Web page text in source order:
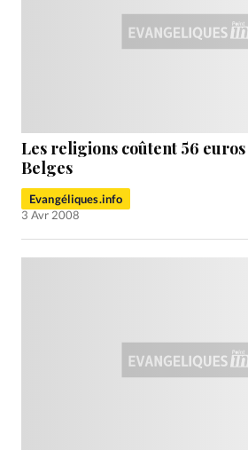
Les religions coûtent 56
Belges
Evangéliques.info
3 Avr 2008